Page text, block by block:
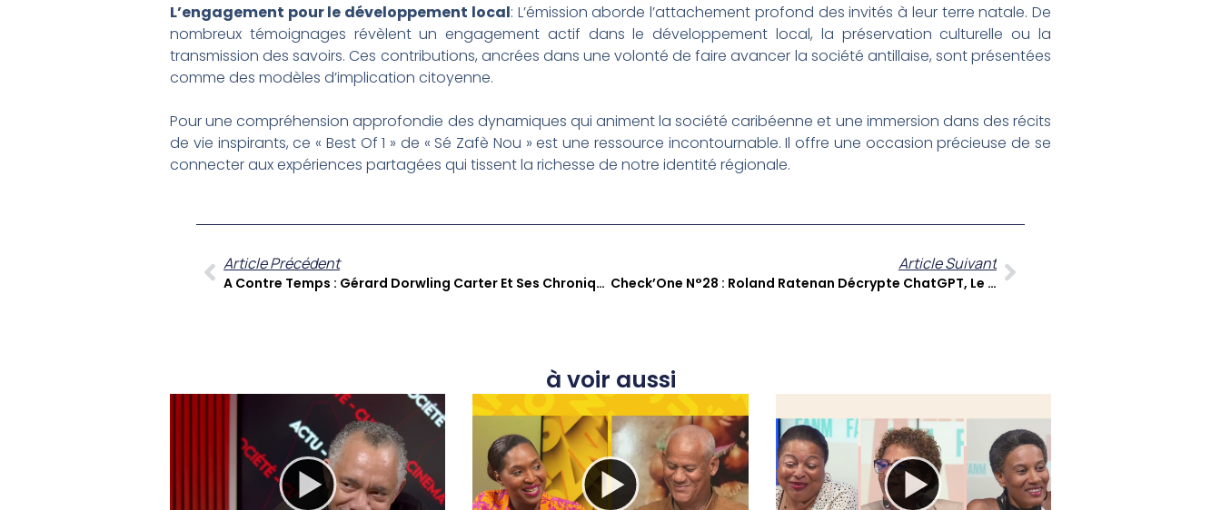
L’engagement pour le développement local: L’émission aborde l’attachement profond des invités à leur terre natale. De
nombreux témoignages révèlent un engagement actif dans le développement local, la préservation culturelle ou la
transmission des savoirs. Ces contributions, ancrées dans une volonté de faire avancer la société antillaise, sont présentées
comme des modèles d’implication citoyenne.
Pour une compréhension approfondie des dynamiques qui animent la société caribéenne et une immersion dans des récits
de vie inspirants, ce « Best Of 1 » de « Sé Zafè Nou » est une ressource incontournable. Il offre une occasion précieuse de se
connecter aux expériences partagées qui tissent la richesse de notre identité régionale.
Article Précédent
A Contre Temps : Gérard Dorwling Carter Et Ses Chroniqueurs Offrent Un Regard Critique Sur L’actualité Des Antilles
Article Suivant
Check’One N°28 : Roland Ratenan Décrypte ChatGPT, Le Stockage De Données, GTA VI Et L’actualité De Boeing
à voir aussi